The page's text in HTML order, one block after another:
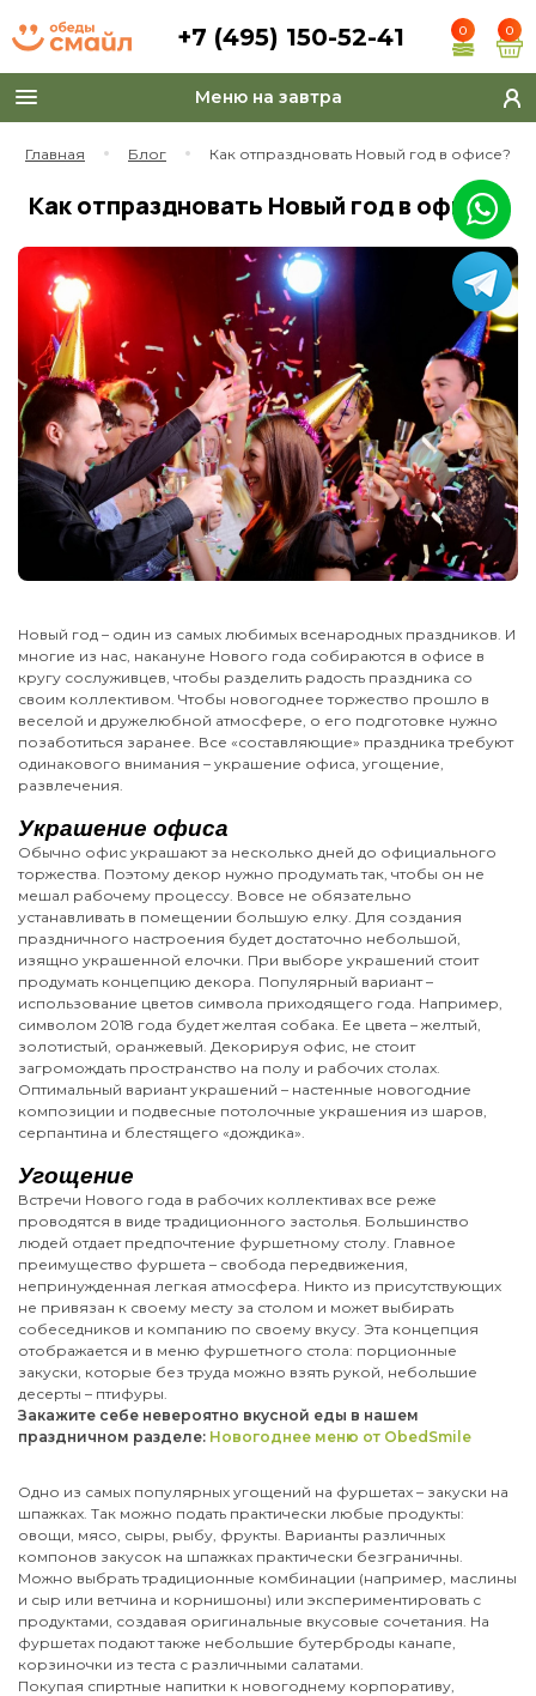
+7 (495) 150-52-41 0 0
Toggle
navigation
Меню на завтра
Главная Блог Как отпраздновать Новый год в офисе?
Как отпраздновать Новый год в офисе?
Новый год – один из самых любимых всенародных праздников. И
многие из нас, накануне Нового года собираются в офисе в
кругу сослуживцев, чтобы разделить радость праздника со
своим коллективом. Чтобы новогоднее торжество прошло в
веселой и дружелюбной атмосфере, о его подготовке нужно
позаботиться заранее. Все «составляющие» праздника требуют
одинакового внимания – украшение офиса, угощение,
развлечения.
Украшение офиса
Обычно офис украшают за несколько дней до официального
торжества. Поэтому декор нужно продумать так, чтобы он не
мешал рабочему процессу. Вовсе не обязательно
устанавливать в помещении большую елку. Для создания
праздничного настроения будет достаточно небольшой,
изящно украшенной елочки. При выборе украшений стоит
продумать концепцию декора. Популярный вариант –
использование цветов символа приходящего года. Например,
символом 2018 года будет желтая собака. Ее цвета – желтый,
золотистый, оранжевый. Декорируя офис, не стоит
загромождать пространство на полу и рабочих столах.
Оптимальный вариант украшений – настенные новогодние
композиции и подвесные потолочные украшения из шаров,
серпантина и блестящего «дождика».
Угощение
Встречи Нового года в рабочих коллективах все реже
проводятся в виде традиционного застолья. Большинство
людей отдает предпочтение фуршетному столу. Главное
преимущество фуршета – свобода передвижения,
непринужденная легкая атмосфера. Никто из присутствующих
не привязан к своему месту за столом и может выбирать
собеседников и компанию по своему вкусу. Эта концепция
отображается и в меню фуршетного стола: порционные
закуски, которые без труда можно взять рукой, небольшие
десерты – птифуры.
Закажите себе невероятно вкусной еды в нашем
праздничном разделе: Новогоднее меню от ObedSmile
Одно из самых популярных угощений на фуршетах – закуски на
шпажках. Так можно подать практически любые продукты:
овощи, мясо, сыры, рыбу, фрукты. Варианты различных
компонов закусок на шпажках практически безграничны.
Можно выбрать традиционные комбинации (например, маслины
и сыр или ветчина и корнишоны) или экспериментировать с
продуктами, создавая оригинальные вкусовые сочетания. На
фуршетах подают также небольшие бутерброды канапе,
корзиночки из теста с различными салатами.
Покупая спиртные напитки к новогоднему корпоративу,